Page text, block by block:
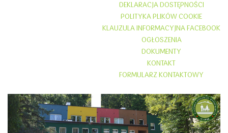
DEKLARACJA DOSTĘPNOŚCI
POLITYKA PLIKÓW COOKIE
KLAUZULA INFORMACYJNA FACEBOOK
OGŁOSZENIA
DOKUMENTY
KONTAKT
FORMULARZ KONTAKTOWY